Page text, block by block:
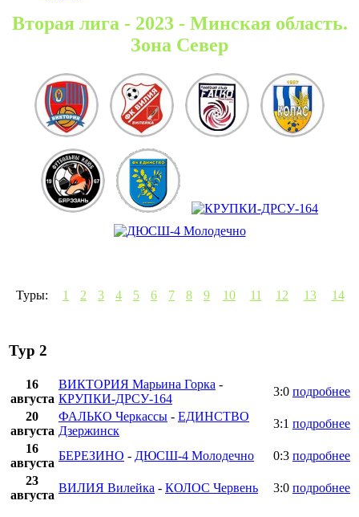
Вторая лига - 2023 - Минская область.
Зона Север
Туры: 1 2 3 4 5 6 7 8 9 10 11 12 13 14
Тур 2
16
августа
ВИКТОРИЯ Марьина Горка -
КРУПКИ-ДРСУ-164
3:0 подробнее
20
августа
ФАЛЬКО Черкассы - ЕДИНСТВО
Дзержинск
3:1 подробнее
16
августа
БЕРЕЗИНО - ДЮСШ-4 Молодечно 0:3 подробнее
23
августа
ВИЛИЯ Вилейка - КОЛОС Червень 3:0 подробнее